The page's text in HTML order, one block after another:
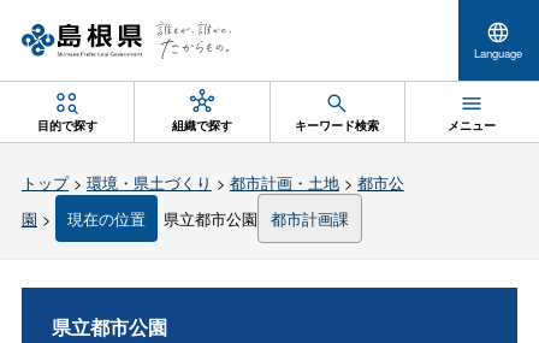
Language
目的で探す 組織で探す キーワード検索 メニュー
トップ> 環境・県土づくり > 都市計画・土地> 都市公
園 > 現在の位置 県立都市公園 都市計画課
県立都市公園